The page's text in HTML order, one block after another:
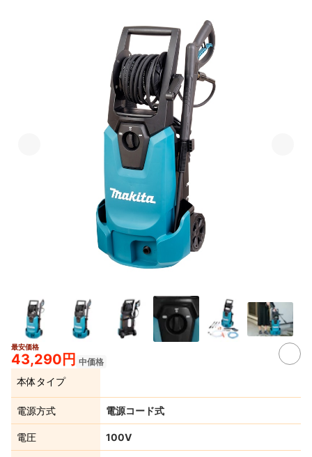
最安価格
43,290円 中価格
本体タイプ
電源方式 電源コード式
電圧 100V